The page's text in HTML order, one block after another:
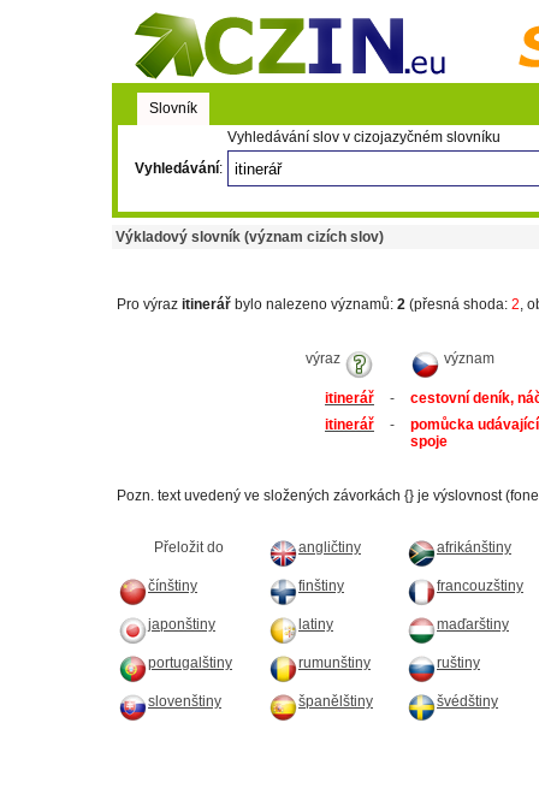
Slovník
Vyhledávání slov v cizojazyčném slovníku
Vyhledávání:
Výkladový slovník (význam cizích slov)
Pro výraz itinerář bylo nalezeno významů: 2 (přesná shoda: 2,
výraz význam
itinerář -
cestovní deník,
itinerář
-
pomůcka
spoje
Pozn. text uvedený ve složených závorkách {} je výslovnost
Přeložit do angličtiny afrikánštiny
čínštiny finštiny francouzštiny
japonštiny latiny maďarštiny
portugalštiny rumunštiny ruštiny
slovenštiny španělštiny švédštiny